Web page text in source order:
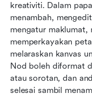
kreativiti. Dalam
menambah,
mengatur maklumat,
memperkayakan
melaraskan kanvas
Nod boleh diformat
atau sorotan, dan
selesai sambil